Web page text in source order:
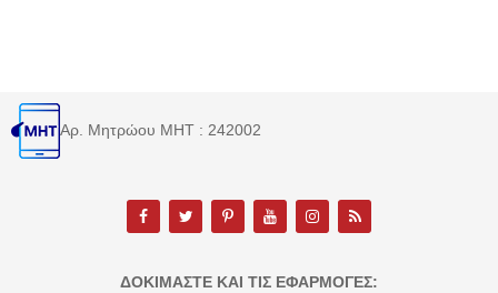
Αρ. Μητρώου MHT : 242002
ΔΟΚΙΜΆΣΤΕ ΚΑΙ ΤΙΣ ΕΦΑΡΜΟΓΈΣ: